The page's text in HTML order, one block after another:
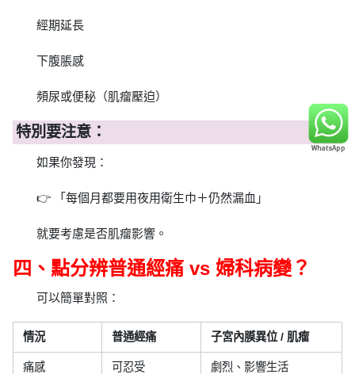
經期延長
下腹脹感
頻尿或便秘（肌瘤壓迫）
特別要注意：
如果你發現：
👉 「每個月都要用夜用衛生巾＋仍然漏血」
就要考慮是否肌瘤影響。
四、點分辨普通經痛 vs 婦科病變？
可以簡單對照：
情況 普通經痛 子宮內膜異位 / 肌瘤
痛感 可忍受 劇烈、影響生活